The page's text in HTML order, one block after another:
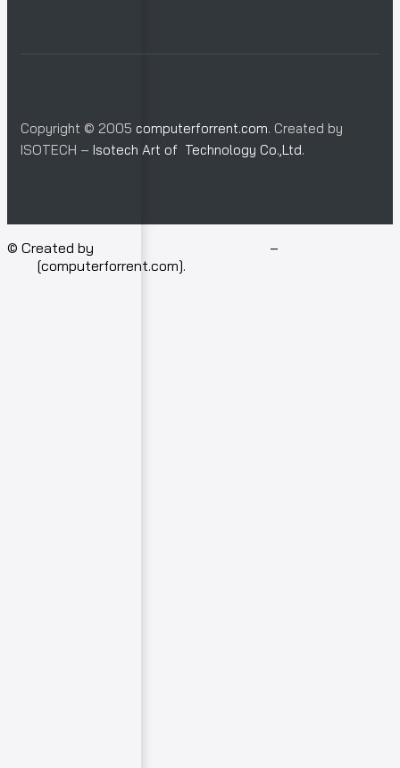
Copyright © 2005 computerforrent.com. Created by
ISOTECH – Isotech Art of Technology Co.,Ltd.
© Created by –
[computerforrent.com].